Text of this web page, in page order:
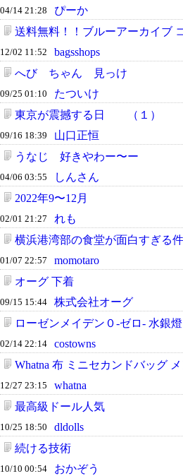
04/14 21:28
ぴーか
送料無料！！ブルーアーカイブ
12/02 11:52
bagsshops
へび ちゃん 見っけ
09/25 01:10
たついけ
東京が震撼する日 （１）
09/16 18:39
山口正恒
うなじ 好きやわー〜ー
04/06 03:55
しんさん
2022年9〜12月
02/01 21:27
れも
横浜港湾部の食堂が面白すぎる件
01/07 22:57
momotaro
オーグ 下着
09/15 15:44
株式会社オーグ
ローゼンメイデン０-ゼロ- 水銀
02/14 22:14
costowns
Whatna 布 ミニセカンドバッグ
12/27 23:15
whatna
最高級ドール人気
10/25 18:50
dldolls
続ける技術
10/10 00:54
おかぞう